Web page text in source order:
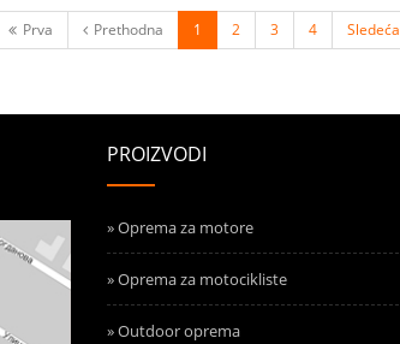
Prva Prethodna 1 2 3 4 Sledeća
PROIZVODI
» Oprema za motore
» Oprema za motocikliste
» Outdoor oprema